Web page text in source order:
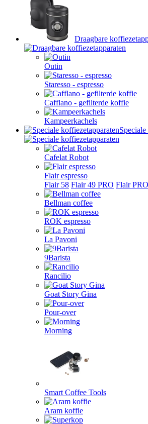
Draagbare
Outin
Staresso - espresso
Cafflano - gefilterde koffie
Kampeerkachels
Cafelat Robot
Flair espresso
Flair 58 Flair 49 PRO Flair PRO
Bellman coffee
ROK espresso
La Pavoni
9Barista
Rancilio
Goat Story Gina
Pour-over
Morning
Smart Coffee Tools
Aram koffie